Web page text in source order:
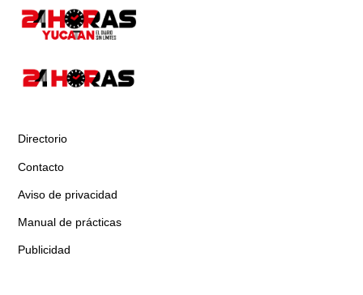
Directorio
Contacto
Aviso de privacidad
Manual de prácticas
Publicidad